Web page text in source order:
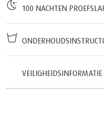
100 NACHTEN
VEILIGHEIDSINFORMATIE